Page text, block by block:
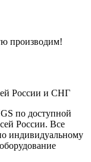
производим!
России и СНГ
по доступной
России. Все
индивидуальному